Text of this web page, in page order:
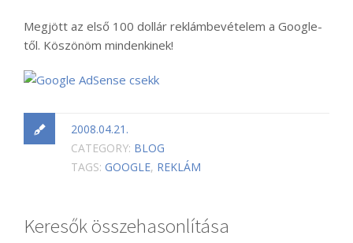
Megjött az első 100 dollár reklámbevételem a Google-
től. Köszönöm mindenkinek!
2008.04.21.
CATEGORY: BLOG
TAGS: GOOGLE, REKLÁM
Keresők összehasonlítása